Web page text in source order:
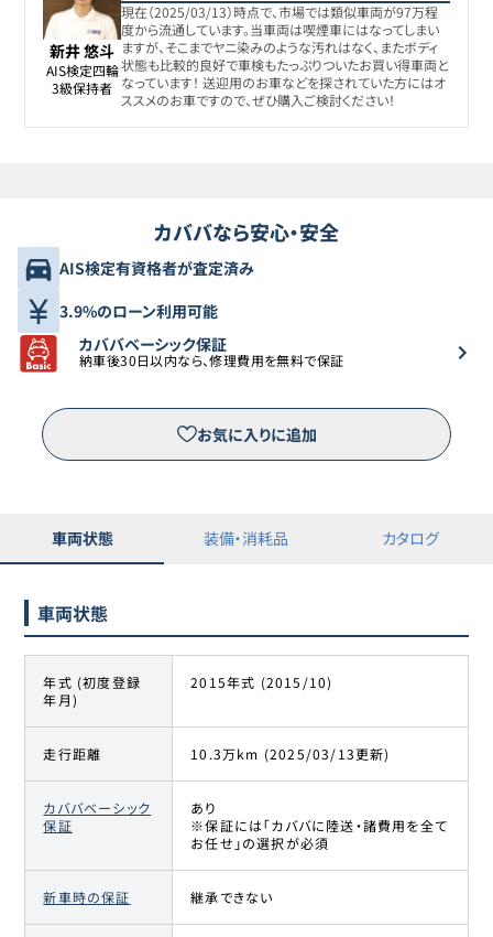
新井 悠斗
AIS検定四輪
3級保持者
現在（2025/03/13）時点で、市場では類似車両が97万程
度から流通しています。当車両は喫煙車にはなってしまい
ますが、そこまでヤニ染みのような汚れはなく、またボディ
状態も比較的良好で車検もたっぷりついたお買い得車両と
なっています！ 送迎用のお車などを探されていた方にはオ
ススメのお車ですので、ぜひ購入ご検討ください！
カババなら安心・安全
AIS検定有資格者が査定済み
3.9%のローン利用可能
カババベーシック保証
納車後30日以内なら、修理費用を無料で保証
お気に入りに追加
車両状態 装備・消耗品 カタログ
車両状態
年式 (初度登録
年月)
2015年式 (2015/10)
走行距離 10.3万km (2025/03/13更新)
カババベーシック
保証
あり
※保証には「カババに陸送・諸費用を全て
お任せ」の選択が必須
新車時の保証 継承できない